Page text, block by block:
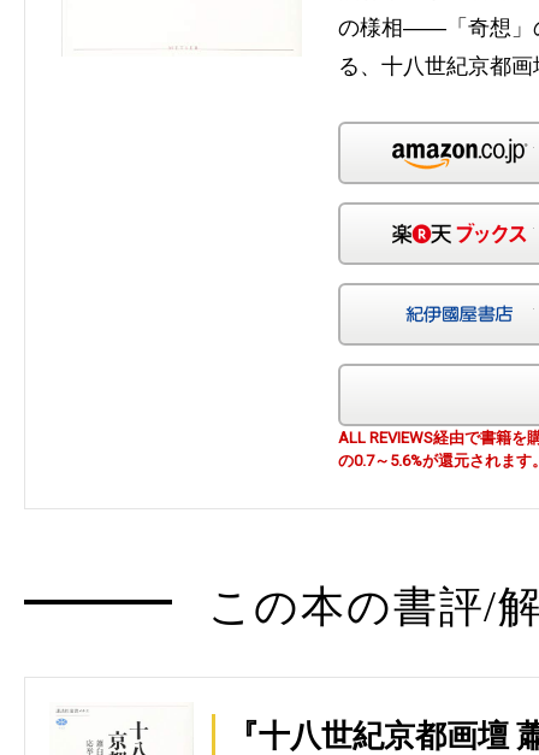
の様相――「奇想」
る、十八世紀京都画
ALL REVIEWS経由で書籍
の0.7～5.6%が還元されます
この本の書評/
『十八世紀京都画壇